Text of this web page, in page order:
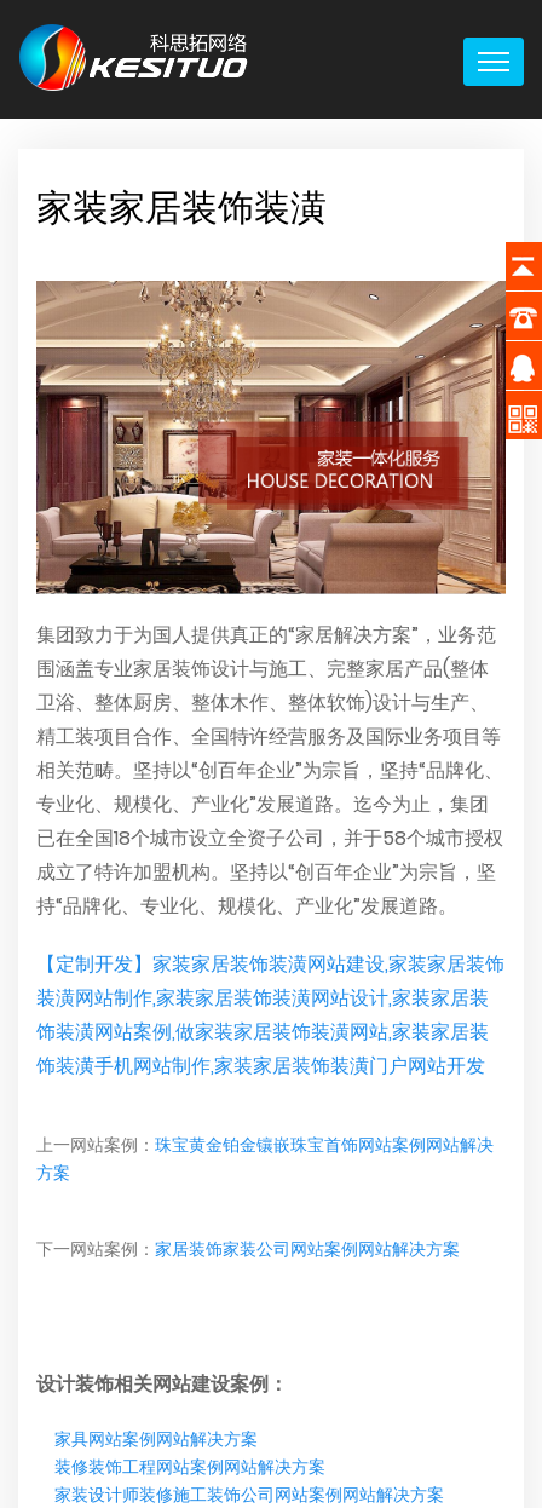
家装家居装饰装潢
集团致力于为国人提供真正的“家居解决方案”，业务范
围涵盖专业家居装饰设计与施工、完整家居产品(整体
卫浴、整体厨房、整体木作、整体软饰)设计与生产、
精工装项目合作、全国特许经营服务及国际业务项目等
相关范畴。坚持以“创百年企业”为宗旨，坚持“品牌化、
专业化、规模化、产业化”发展道路。迄今为止，集团
已在全国18个城市设立全资子公司，并于58个城市授权
成立了特许加盟机构。坚持以“创百年企业”为宗旨，坚
持“品牌化、专业化、规模化、产业化”发展道路。
【定制开发】家装家居装饰装潢网站建设,家装家居装饰
装潢网站制作,家装家居装饰装潢网站设计,家装家居装
饰装潢网站案例,做家装家居装饰装潢网站,家装家居装
饰装潢手机网站制作,家装家居装饰装潢门户网站开发
上一网站案例： 珠宝黄金铂金镶嵌珠宝首饰网站案例网站解决
方案
下一网站案例： 家居装饰家装公司网站案例网站解决方案
设计装饰相关网站建设案例：
家具网站案例网站解决方案
装修装饰工程网站案例网站解决方案
家装设计师装修施工装饰公司网站案例网站解决方案